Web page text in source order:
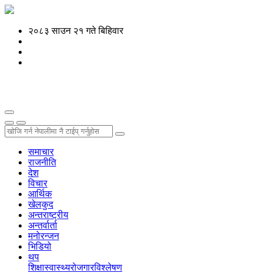
२०८३ साउन २१ गते बिहिवार
समाचार
राजनीति
देश
विचार
आर्थिक
खेलकुद
अन्तराष्ट्रीय
अन्तर्वार्ता
मनोरन्जन
भिडियो
थप
शिक्षास्वास्थ्यरोजगारविश्लेषण